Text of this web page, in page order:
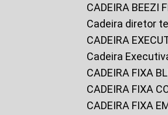
CADEIRA BEEZI
Cadeira diretor
CADEIRA
Cadeira
CADEIRA FIXA
CADEIRA FIXA
CADEIRA FIXA